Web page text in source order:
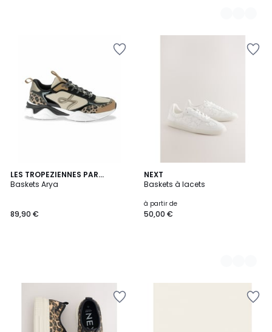
LES TROPEZIENNES PAR
M.BELARBI
Baskets Arya
89,90 €
NEXT
Baskets à lacets
à partir de
50,00 €
5
Couleurs